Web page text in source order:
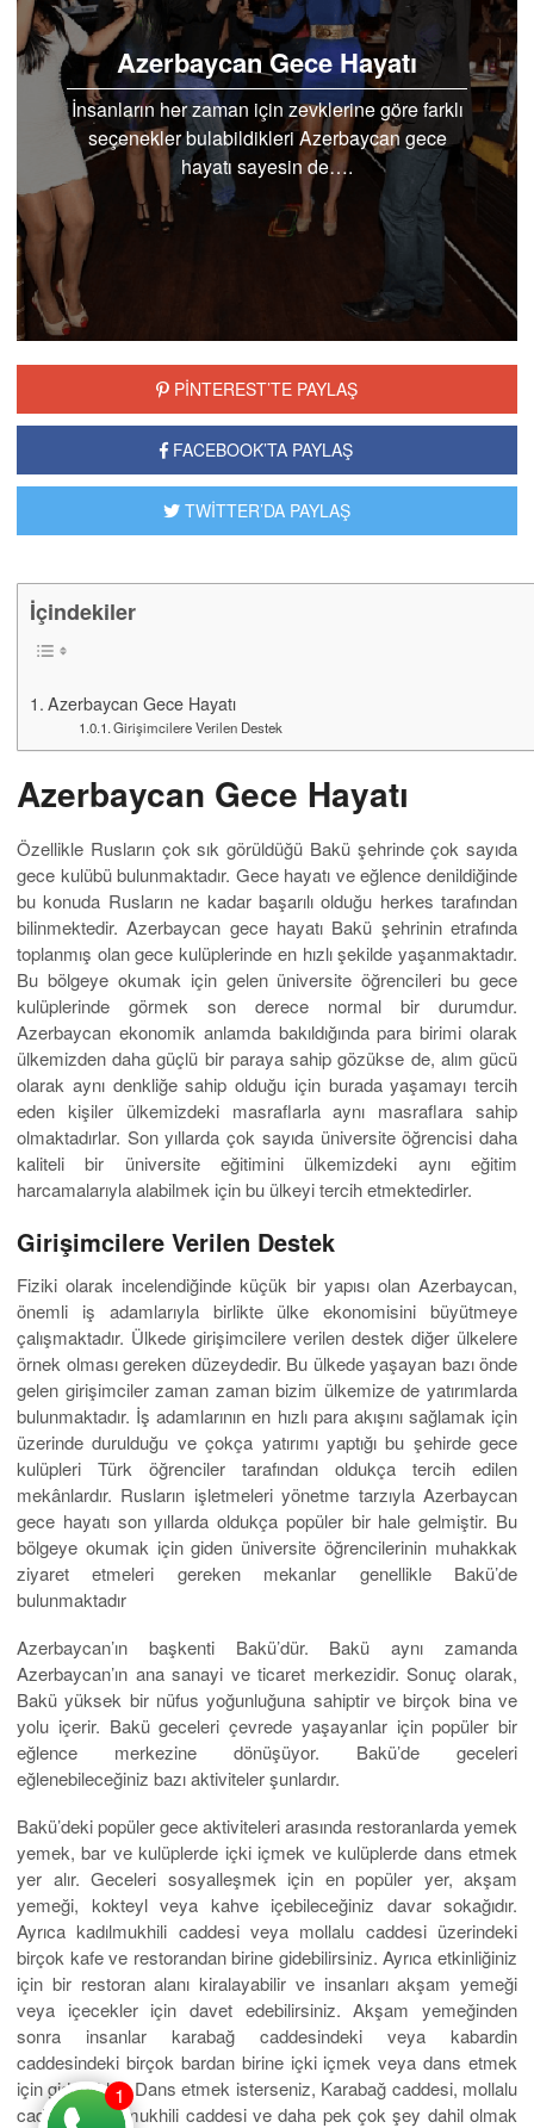
Azerbaycan Gece Hayatı
İnsanların her zaman için zevklerine göre farklı
seçenekler bulabildikleri Azerbaycan gece
hayatı sayesin de….
PİNTEREST’TE PAYLAŞ
FACEBOOK’TA PAYLAŞ
TWİTTER’DA PAYLAŞ
İçindekiler
Azerbaycan Gece Hayatı
Girişimcilere Verilen Destek
Azerbaycan Gece Hayatı
Özellikle Rusların çok sık görüldüğü Bakü şehrinde çok sayıda
gece kulübü bulunmaktadır. Gece hayatı ve eğlence denildiğinde
bu konuda Rusların ne kadar başarılı olduğu herkes tarafından
bilinmektedir. Azerbaycan gece hayatı Bakü şehrinin etrafında
toplanmış olan gece kulüplerinde en hızlı şekilde yaşanmaktadır.
Bu bölgeye okumak için gelen üniversite öğrencileri bu gece
kulüplerinde görmek son derece normal bir durumdur.
Azerbaycan ekonomik anlamda bakıldığında para birimi olarak
ülkemizden daha güçlü bir paraya sahip gözükse de, alım gücü
olarak aynı denkliğe sahip olduğu için burada yaşamayı tercih
eden kişiler ülkemizdeki masraflarla aynı masraflara sahip
olmaktadırlar. Son yıllarda çok sayıda üniversite öğrencisi daha
kaliteli bir üniversite eğitimini ülkemizdeki aynı eğitim
harcamalarıyla alabilmek için bu ülkeyi tercih etmektedirler.
Girişimcilere Verilen Destek
Fiziki olarak incelendiğinde küçük bir yapısı olan Azerbaycan,
önemli iş adamlarıyla birlikte ülke ekonomisini büyütmeye
çalışmaktadır. Ülkede girişimcilere verilen destek diğer ülkelere
örnek olması gereken düzeydedir. Bu ülkede yaşayan bazı önde
gelen girişimciler zaman zaman bizim ülkemize de yatırımlarda
bulunmaktadır. İş adamlarının en hızlı para akışını sağlamak için
üzerinde durulduğu ve çokça yatırımı yaptığı bu şehirde gece
kulüpleri Türk öğrenciler tarafından oldukça tercih edilen
mekânlardır. Rusların işletmeleri yönetme tarzıyla Azerbaycan
gece hayatı son yıllarda oldukça popüler bir hale gelmiştir. Bu
bölgeye okumak için giden üniversite öğrencilerinin muhakkak
ziyaret etmeleri gereken mekanlar genellikle Bakü’de
bulunmaktadır
Azerbaycan’ın başkenti Bakü’dür. Bakü aynı zamanda
Azerbaycan’ın ana sanayi ve ticaret merkezidir. Sonuç olarak,
Bakü yüksek bir nüfus yoğunluğuna sahiptir ve birçok bina ve
yolu içerir. Bakü geceleri çevrede yaşayanlar için popüler bir
eğlence merkezine dönüşüyor. Bakü’de geceleri
eğlenebileceğiniz bazı aktiviteler şunlardır.
Bakü’deki popüler gece aktiviteleri arasında restoranlarda yemek
yemek, bar ve kulüplerde içki içmek ve kulüplerde dans etmek
yer alır. Geceleri sosyalleşmek için en popüler yer, akşam
yemeği, kokteyl veya kahve içebileceğiniz davar sokağıdır.
Ayrıca kadılmukhili caddesi veya mollalu caddesi üzerindeki
birçok kafe ve restorandan birine gidebilirsiniz. Ayrıca etkinliğiniz
için bir restoran alanı kiralayabilir ve insanları akşam yemeği
veya içecekler için davet edebilirsiniz. Akşam yemeğinden
sonra insanlar karabağ caddesindeki veya kabardin
caddesindeki birçok bardan birine içki içmek veya dans etmek
için gidebilirler. Dans etmek isterseniz, Karabağ caddesi, mollalu
caddesi, kadılmukhili caddesi ve daha pek çok şey dahil olmak
1